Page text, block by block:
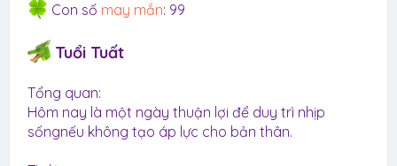
Con số may mắn: 99
Tuổi Tuất
Tổng quan:
Hôm nay là một ngày thuận lợi để duy trì nhịp
sốngnếu không tạo áp lực cho bản thân.